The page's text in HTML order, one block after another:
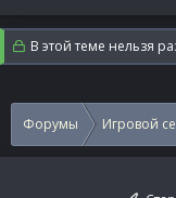
В этой теме нельзя
Форумы Игровой